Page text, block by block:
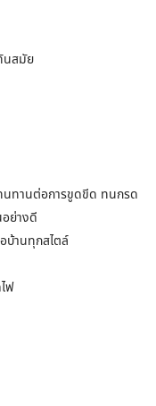
นสมัย
นทานต่อการขูดขีด ทนกรด
ย่างดี
บ้านทุกสไตล์
ฟ